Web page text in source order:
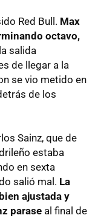
Red Bull. Max
octavo,
salida
de llegar a la
se vio metido en
de los
Sainz, que de
estaba
en sexta
salió mal. La
ajustada y
parase al final de